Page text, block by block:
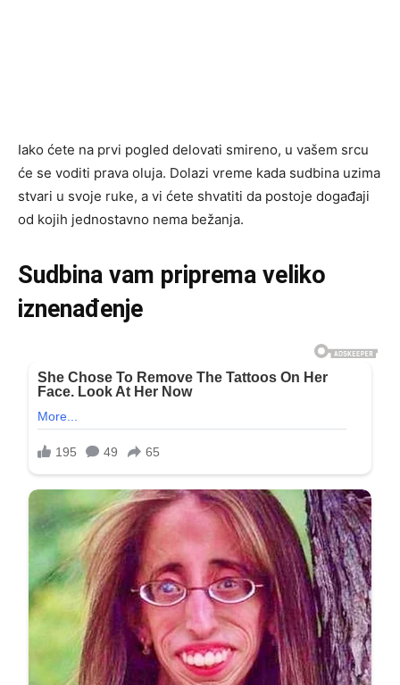
Iako ćete na prvi pogled delovati smireno, u vašem srcu
će se voditi prava oluja. Dolazi vreme kada sudbina uzima
stvari u svoje ruke, a vi ćete shvatiti da postoje događaji
od kojih jednostavno nema bežanja.
Sudbina vam priprema veliko
iznenađenje